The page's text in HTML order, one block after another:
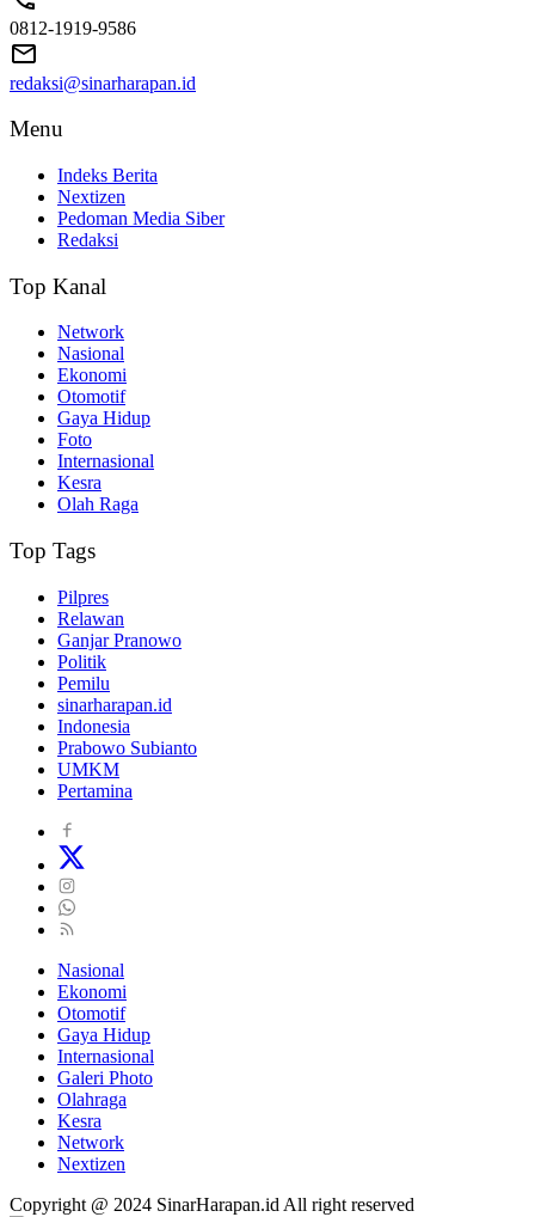
0812-1919-9586
redaksi@sinarharapan.id
Menu
Indeks Berita
Nextizen
Pedoman Media Siber
Redaksi
Top Kanal
Network
Nasional
Ekonomi
Otomotif
Gaya Hidup
Foto
Internasional
Kesra
Olah Raga
Top Tags
Pilpres
Relawan
Ganjar Pranowo
Politik
Pemilu
sinarharapan.id
Indonesia
Prabowo Subianto
UMKM
Pertamina
Nasional
Ekonomi
Otomotif
Gaya Hidup
Internasional
Galeri Photo
Olahraga
Kesra
Network
Nextizen
Copyright @ 2024 SinarHarapan.id All right reserved